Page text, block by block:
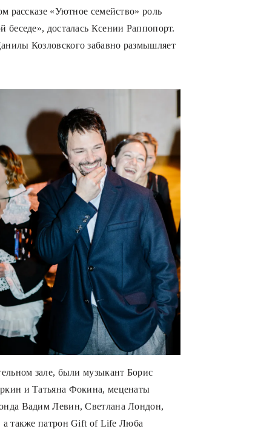
рассказе «Уютное семейство» роль
досталась Ксении Раппопорт.
Козловского забавно размышляет
зале, были музыкант Борис
и Татьяна Фокина, меценаты
Вадим Левин, Светлана Лондон,
также патрон Gift of Life Люба